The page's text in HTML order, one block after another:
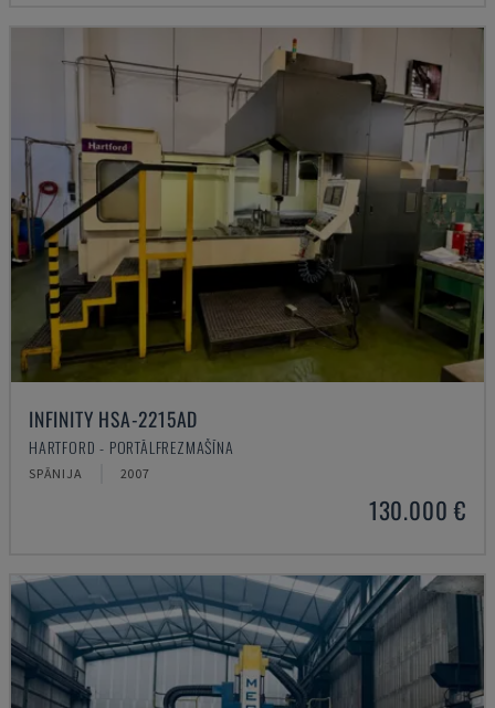
INFINITY HSA-2215AD
HARTFORD - PORTĀLFREZMAŠĪNA
SPĀNIJA 2007
130.000 €